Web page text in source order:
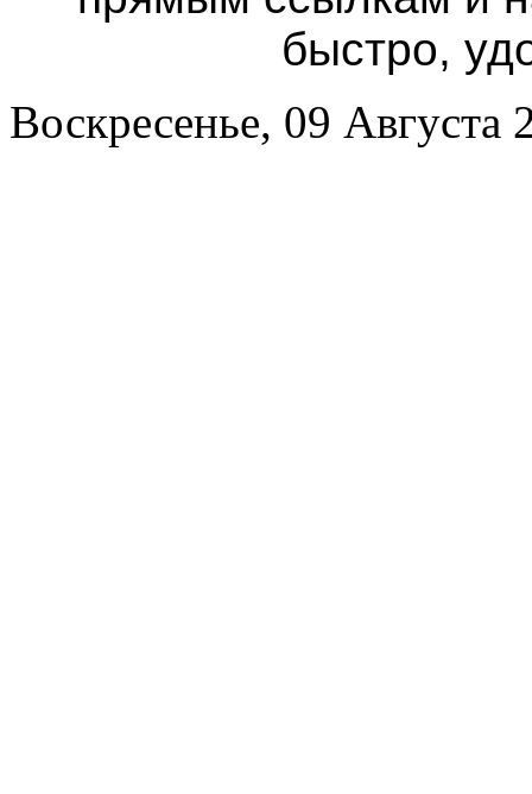
быстро,
Воскресенье, 09 Августа